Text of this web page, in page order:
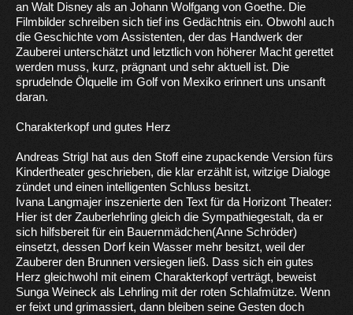
an Walt Disney als an Johann Wolfgang von Goethe. Die
Filmbilder schreiben sich tief ins Gedächtnis ein. Obwohl auch
die Geschichte vom Assistenten, der das Handwerk der
Zauberei unterschätzt und letztlich von höherer Macht gerettet
werden muss, kurz, prägnant und sehr aktuell ist. Die
sprudelnde Ölquelle im Golf von Mexiko erinnert uns unsanft
daran.
Charakterkopf und gutes Herz
Andreas Strigl hat aus den Stoff eine zupackende Version fürs
Kindertheater geschrieben, die klar erzählt ist, witzige Dialoge
zündet und einen intelligenten Schluss besitzt.
Ivana Langmajer inszenierte den Text für da Horizont Theater:
Hier ist der Zauberlehrling gleich die Sympathiegestalt, da er
sich hilfsbereit für ein Bauernmädchen(Anne Schröder)
einsetzt, dessen Dorf kein Wasser mehr besitzt, weil der
Zauberer den Brunnen versiegen ließ. Dass sich ein gutes
Herz gleichwohl mit einem Charakterkopf verträgt, beweist
Sunga Weineck als Lehrling mit der roten Schlafmütze. Wenn
er feixt und grimassiert, dann bleiben seine Gesten doch